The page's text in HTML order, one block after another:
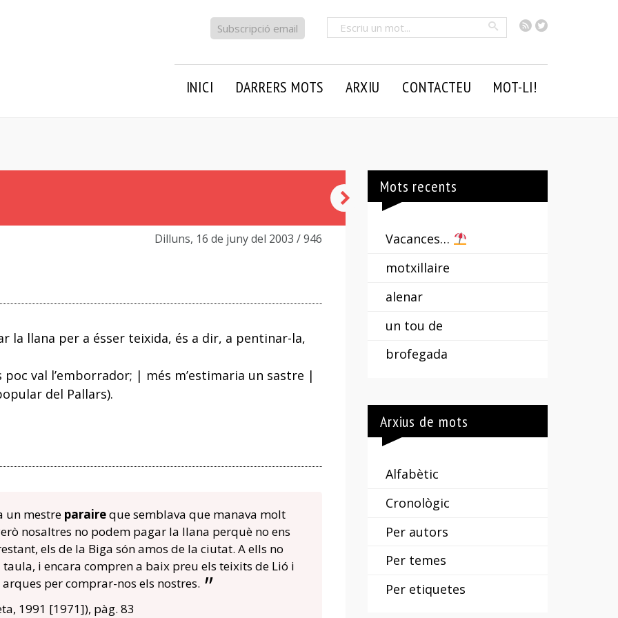
RSSTwitter
Cercar
Subscripció email
INICI DARRERS MOTS ARXIU CONTACTEU MOT-LI!
Dilluns, 16 de juny del 2003 / 946
la llana per a ésser teixida, és a dir, a pentinar-la,
val l’emborrador; | més m’estimaria un sastre |
del Pallars).
un mestre paraireque semblava que manava molt
nosaltres no podem pagar la llana perquè no ens
els de la Biga són amos de la ciutat. A ells no
i encara compren a baix preu els teixits de Lió i
per comprar-nos els nostres.
1991 [1971]), pàg. 83
aiguader
Mots recents
Vacances…
motxillaire
alenar
un tou de
brofegada
Arxius de mots
Alfabètic
Cronològic
Per autors
Per temes
Per etiquetes